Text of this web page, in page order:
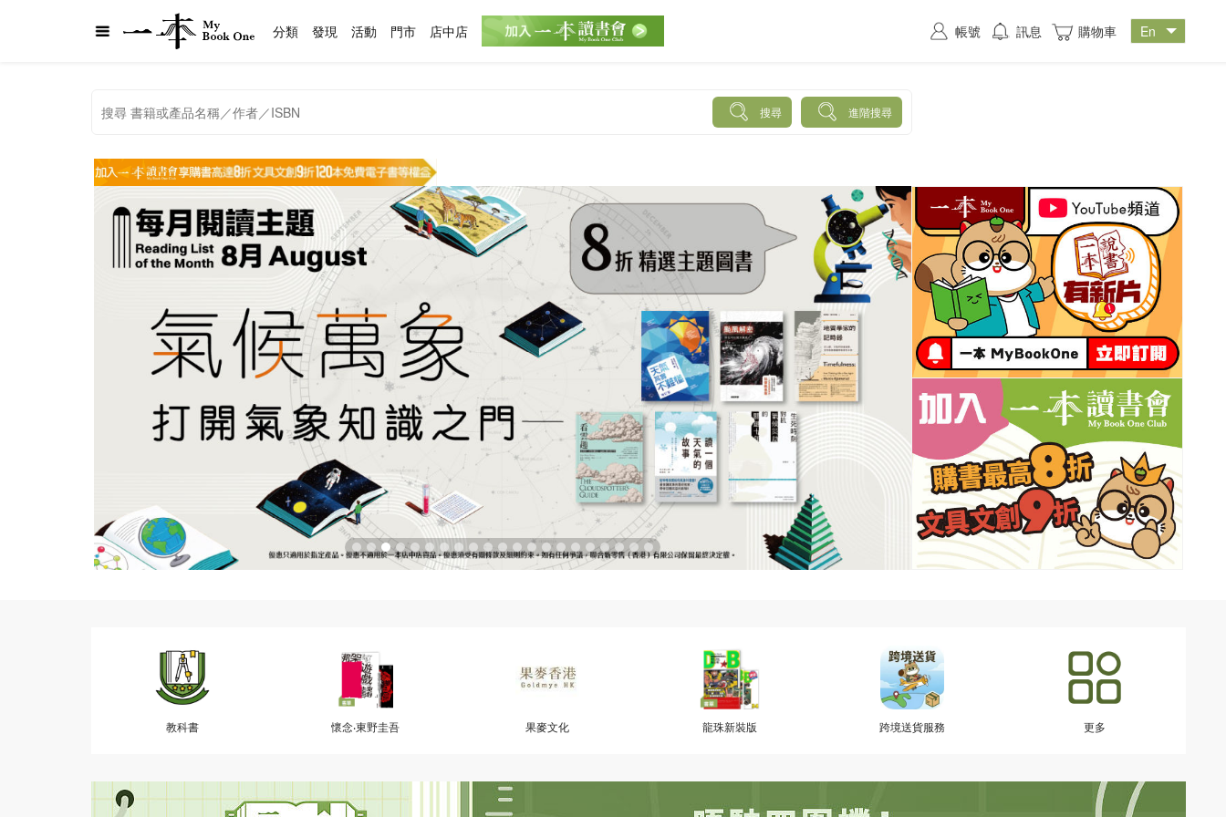
搜尋 進階搜尋
教科書 懷念‧東野圭吾 果麥文化 龍珠新裝版 跨境送貨服務 更多
分類 發現 活動 門市 店中店 帳號 訊息 購物車